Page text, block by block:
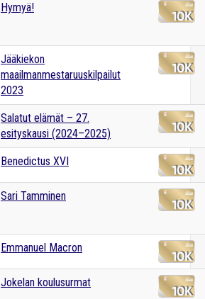
Hymyä!
Jääkiekon
maailmanmestaruuskilpailut
2023
Salatut elämät – 27.
esityskausi (2024–2025)
Benedictus XVI
Sari Tamminen
Emmanuel Macron
Jokelan koulusurmat